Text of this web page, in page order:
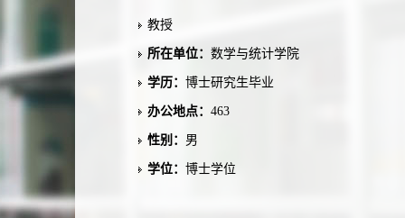
教授
所在单位： 数学与统计学院
学历： 博士研究生毕业
办公地点： 463
性别： 男
学位： 博士学位